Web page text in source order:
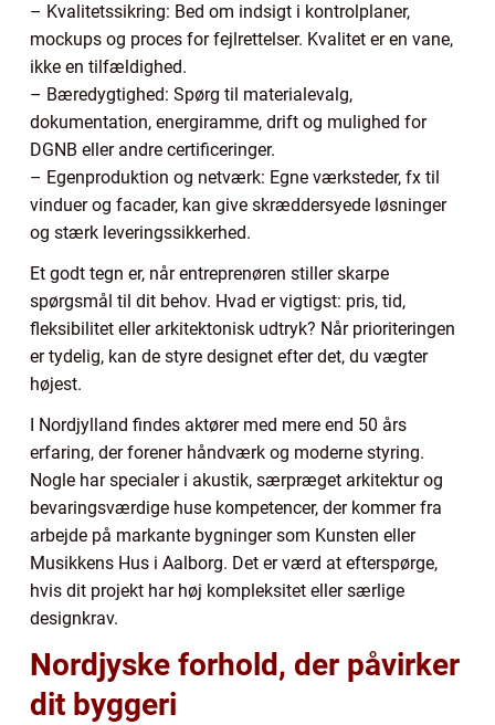
– Kvalitetssikring: Bed om indsigt i kontrolplaner,
mockups og proces for fejlrettelser. Kvalitet er en vane,
ikke en tilfældighed.
– Bæredygtighed: Spørg til materialevalg,
dokumentation, energiramme, drift og mulighed for
DGNB eller andre certificeringer.
– Egenproduktion og netværk: Egne værksteder, fx til
vinduer og facader, kan give skræddersyede løsninger
og stærk leveringssikkerhed.
Et godt tegn er, når entreprenøren stiller skarpe
spørgsmål til dit behov. Hvad er vigtigst: pris, tid,
fleksibilitet eller arkitektonisk udtryk? Når prioriteringen
er tydelig, kan de styre designet efter det, du vægter
højest.
I Nordjylland findes aktører med mere end 50 års
erfaring, der forener håndværk og moderne styring.
Nogle har specialer i akustik, særpræget arkitektur og
bevaringsværdige huse kompetencer, der kommer fra
arbejde på markante bygninger som Kunsten eller
Musikkens Hus i Aalborg. Det er værd at efterspørge,
hvis dit projekt har høj kompleksitet eller særlige
designkrav.
Nordjyske forhold, der påvirker
dit byggeri